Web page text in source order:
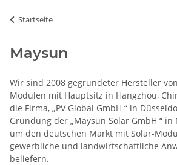
Startseite
Maysun
Wir sind 2008 gegründeter Hersteller
Modulen mit Hauptsitz in Hangzhou,
die Firma, „PV Global GmbH “ in
Gründung der „Maysun Solar GmbH “ in
um den deutschen Markt mit Solar-
gewerbliche und landwirtschaftliche
beliefern.